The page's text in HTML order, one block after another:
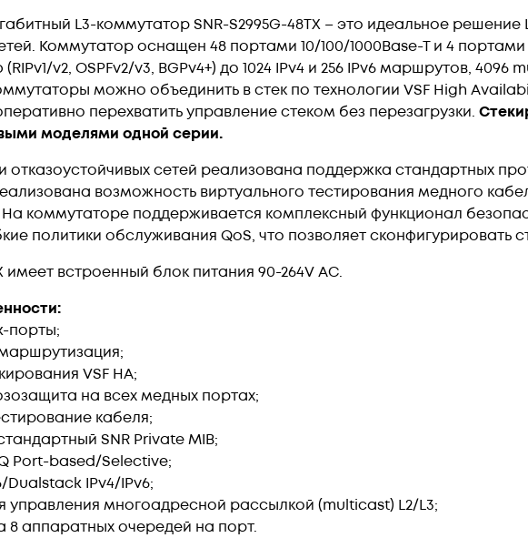
L3-коммутатор SNR-S2995G-48TX – это идеальное
Коммутатор оснащен 48 портами 10/100/1000Base-T и 4
v2, OSPFv2/v3, BGPv4+) до 1024 IPv4 и 256 IPv6 маршрутов, 4096
можно объединить в стек по технологии VSF High
перехватить управление стеком без перезагрузки.
моделями одной серии.
отказоустойчивых сетей реализована поддержка стандартных
возможность виртуального тестирования медного
коммутаторе поддерживается комплексный функционал
политики обслуживания QoS, что позволяет сконфигурировать
имеет встроенный блок питания 90-264V AC.
порты;
VSF HA;
на всех медных портах;
кабеля;
SNR Private MIB;
Port-based/Selective;
IPv4/IPv6;
управления многоадресной рассылкой (multicast) L2/L3;
8 аппаратных очередей на порт.